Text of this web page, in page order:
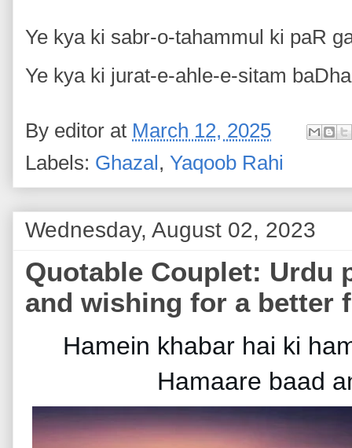
Ye kya ki sabr-o-tahammul ki paR
Ye kya ki jurat-e-ahle-e-sitam
By editor at March 12, 2025
Labels: Ghazal , Yaqoob Rahi
Wednesday, August 02, 2023
Quotable Couplet: Urdu
and wishing for a better
Hamein khabar hai ki
Hamaare baad